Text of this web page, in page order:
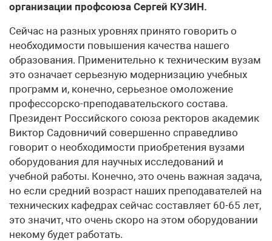
организации профсоюза Сергей КУЗИН.
Сейчас на разных уровнях принято говорить о
необходимости повышения качества нашего
образования. Применительно к техническим вузам
это означает серьезную модернизацию учебных
программ и, конечно, серьезное омоложение
профессорско-преподавательского состава.
Президент Российского союза ректоров академик
Виктор Садовничий совершенно справедливо
говорит о необходимости приобретения вузами
оборудования для научных исследований и
учебной работы. Конечно, это очень важная задача,
но если средний возраст наших преподавателей на
технических кафедрах сейчас составляет 60-65 лет,
это значит, что очень скоро на этом оборудовании
некому будет работать.